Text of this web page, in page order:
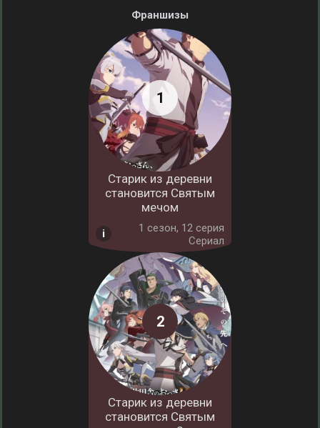
Франшизы
Старик из деревни
становится Святым
мечом
1 cезон, 12 серия
Сериал
Старик из деревни
становится Святым